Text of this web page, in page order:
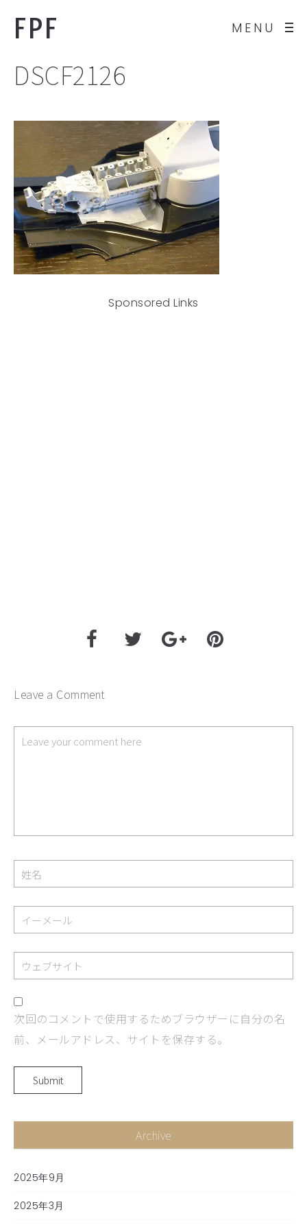
MENU
FPF
DSCF2126
Sponsored Links
Leave a Comment
次回のコメントで使用するためブラウザーに自分の名
前、メールアドレス、サイトを保存する。
Archive
2025年9月
2025年3月